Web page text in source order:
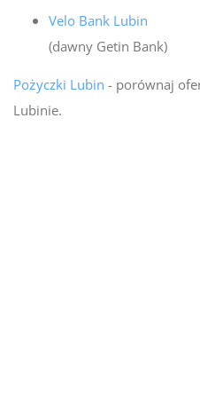
Velo Bank Lubin
(dawny Getin Bank)
Pożyczki Lubin - porównaj
Lubinie.